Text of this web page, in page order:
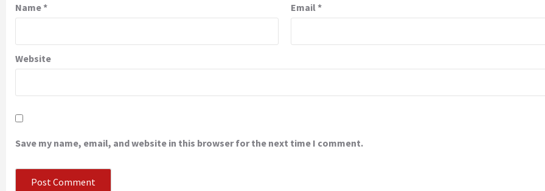
Name* Email*
Website
Save my name, email, and website in this browser for the next time I comment.